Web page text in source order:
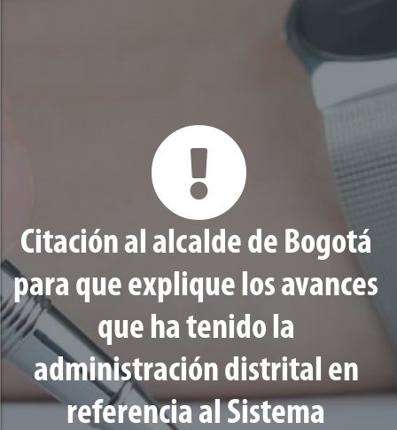
Citación al alcalde de Bogotá
para que explique los avances
que ha tenido la
administración distrital en
referencia al Sistema